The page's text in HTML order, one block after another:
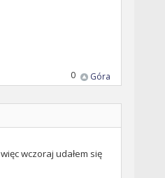
Góra
0
wczoraj udałem się